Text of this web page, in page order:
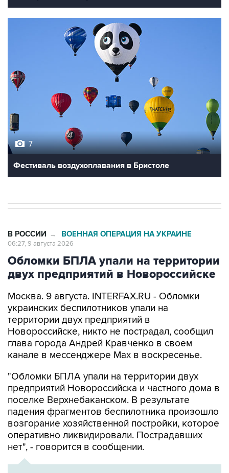
Фестиваль воздухоплавания в Бристоле
Обломки БПЛА упали на территории
двух предприятий в Новороссийске
Москва. 9 августа. INTERFAX.RU - Обломки
территории двух предприятий в
Новороссийске, никто не пострадал, сообщил
глава города Андрей Кравченко в своем
канале в мессенджере Max в воскресенье.
"Обломки БПЛА упали на территории двух
поселке Верхнебаканском. В результате
падения фрагментов беспилотника произошло
возгорание хозяйственной постройки, которое
оперативно ликвидировали. Пострадавших
нет", - говорится в сообщении.
ХРОНИКА